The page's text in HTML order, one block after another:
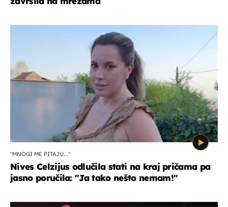
"MNOGI ME PITAJU..."
Nives Celzijus odlučila stati na kraj pričama pa
jasno poručila: "Ja tako nešto nemam!"